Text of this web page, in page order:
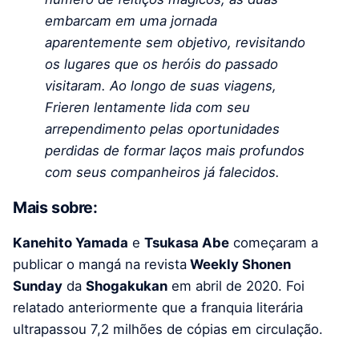
embarcam em uma jornada
aparentemente sem objetivo, revisitando
os lugares que os heróis do passado
visitaram. Ao longo de suas viagens,
Frieren lentamente lida com seu
arrependimento pelas oportunidades
perdidas de formar laços mais profundos
com seus companheiros já falecidos.
Mais sobre:
Kanehito Yamada e Tsukasa Abe começaram a
publicar o mangá na revista Weekly Shonen
Sunday da Shogakukan em abril de 2020. Foi
relatado anteriormente que a franquia literária
ultrapassou 7,2 milhões de cópias em circulação.